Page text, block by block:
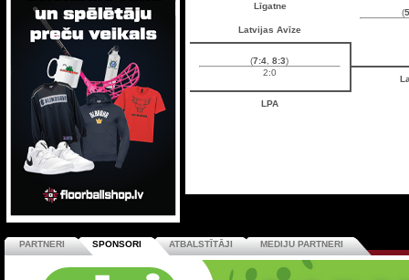
Līgatne
(
Latvijas Avīze
(7:4 ,8:3)
2:0
LPA
PARTNERI SPONSORI ATBALSTĪTĀJI MEDIJU PARTNERI